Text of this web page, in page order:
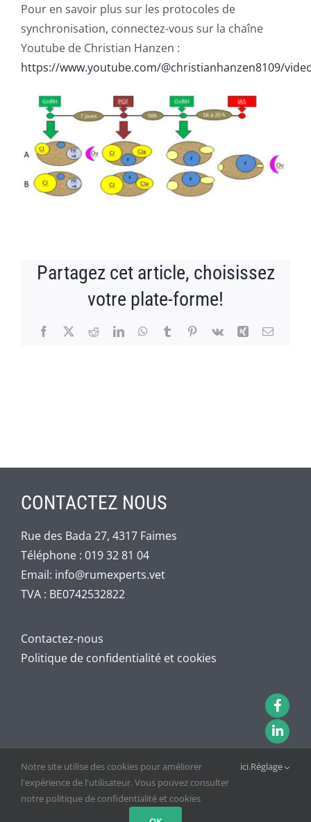
Pour en savoir plus sur les protocoles de
synchronisation, connectez-vous sur la chaîne
Youtube de Christian Hanzen :
https://www.youtube.com/@christianhanzen8109/
Partagez cet article, choisissez
votre plate-forme!
Facebook
X RedditLinkedInWhatsApp
TumblrPinterest
Vk Xing Email
CONTACTEZ NOUS
Rue des Bada 27, 4317 Faimes
Téléphone : 019 32 81 04
Email: info@rumexperts.vet
TVA : BE0742532822
Contactez-nous
Politique de confidentialité et cookies
Copyright 2024 | Tous les droits sont réservés |
Notre site utilise des cookies pour améliorer
l'expérience de l'utilisateur. Vous pouvez consulter
notre politique de confidentialité et cookies
ici.Réglage